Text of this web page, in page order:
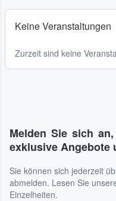
Keine Veranstaltungen
Zurzeit sind keine
Melden Sie sich
exklusive Angebote
Sie können sich jederzeit
abmelden. Lesen Sie
Einzelheiten.